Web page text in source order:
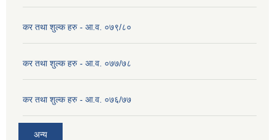
कर तथा शुल्क हरु - आ.व. ०७९/८०
कर तथा शुल्क हरु - आ.व. ०७७/७८
कर तथा शुल्क हरु - आ.व. ०७६/७७
अन्य